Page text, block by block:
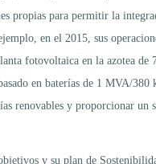
propias para permitir la
en el 2015, sus
fotovoltaica en la azotea de
en baterías de 1 MVA/380
renovables y proporcionar un
y su plan de